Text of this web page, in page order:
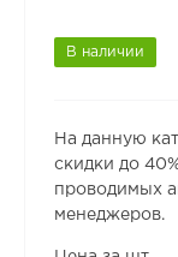
В наличии
На данную
скидки до
проводимых
менеджеров.